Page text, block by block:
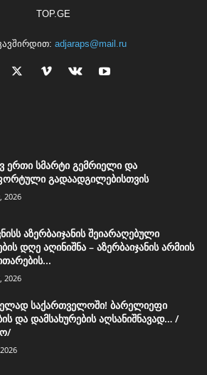
adjaraps@mail.ru
ერთი სმარტი გემრიელი და
გადაადგილებისთვის
2026
აზერბაიჯანის შეიარაღებული
დღე აღინიშნა – აზერბაიჯანის არმიის
2026
საქართველოში! ბარელიეფი
და დამსახურების აღსანიშნავად… /